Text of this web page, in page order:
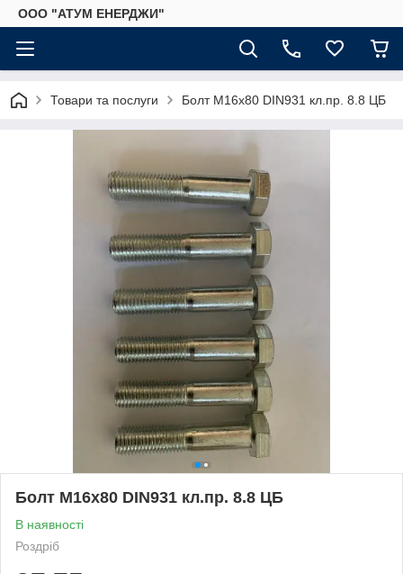
ООО "АТУМ ЕНЕРДЖИ"
Товари та послуги Болт М16х80 DIN931 кл.пр. 8.8 ЦБ
Болт М16х80 DIN931 кл.пр. 8.8 ЦБ
В наявності
Роздріб